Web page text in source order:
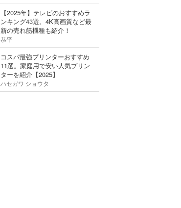
【2025年】テレビのおすすめラ
ンキング43選。4K高画質など最
新の売れ筋機種も紹介！
恭平
コスパ最強プリンターおすすめ
11選。家庭用で安い人気プリン
ターを紹介【2025】
ハセガワ ショウタ